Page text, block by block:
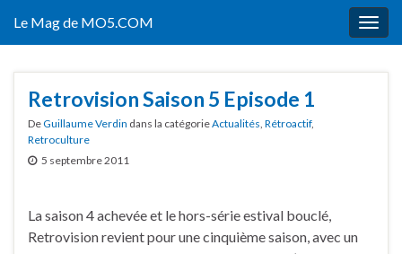
Le Mag de MO5.COM
Retrovision Saison 5 Episode 1
DeGuillaume Verdin dans la catégorieActualités, Rétroactif,
Retroculture
5 septembre 2011
La saison 4 achevée et le hors-série estival bouclé,
Retrovision revient pour une cinquième saison, avec un